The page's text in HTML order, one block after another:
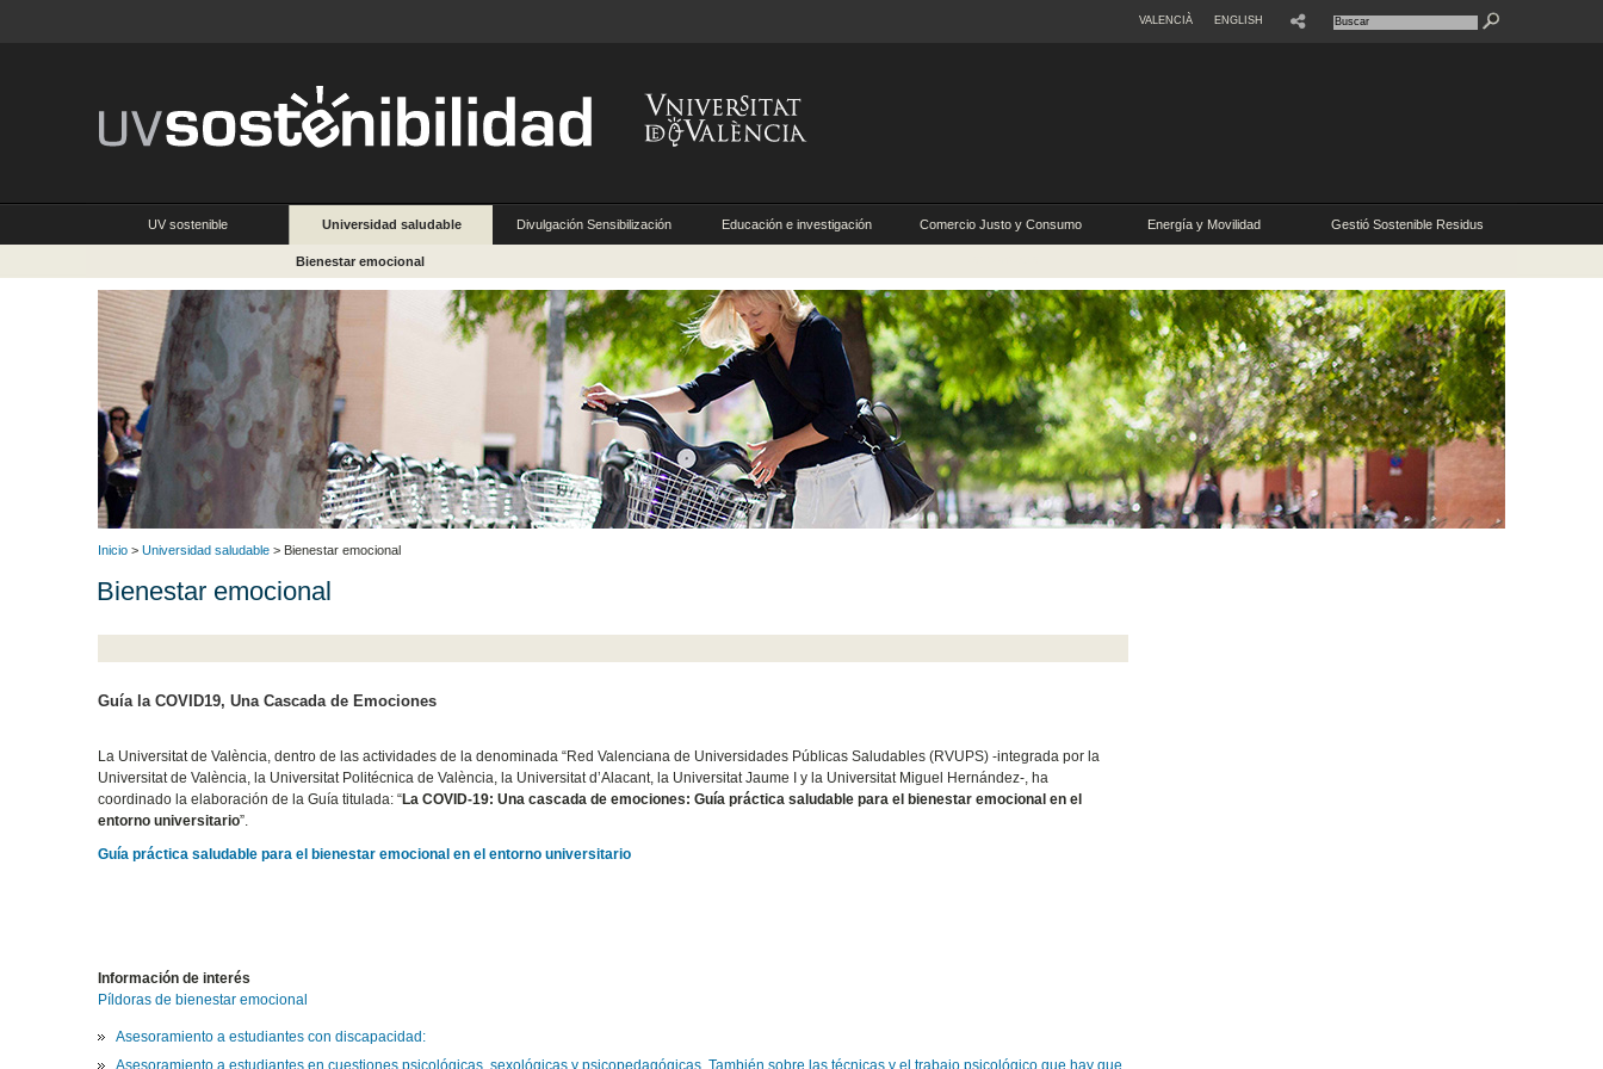
VALENCIÀ ENGLISH
UV sostenible Universidad saludable Divulgación Sensibilización Educación e investigación Comercio Justo y Consumo Energía y Movilidad Gestió Sostenible Residus
Bienestar emocional
Inicio > Universidad saludable > Bienestar emocional
Bienestar emocional
Guía la COVID19, Una Cascada de Emociones
La Universitat de València, dentro de las actividades de la denominada “Red Valenciana de Universidades Públicas Saludables (RVUPS) -integrada por la
Universitat de València, la Universitat Politécnica de València, la Universitat d’Alacant, la Universitat Jaume I y la Universitat Miguel Hernández-, ha
coordinado la elaboración de la Guía titulada: “La COVID-19: Una cascada de emociones: Guía práctica saludable para el bienestar emocional en el
entorno universitario”.
Guía práctica saludable para el bienestar emocional en el entorno universitario
Información de interés
Píldoras de bienestar emocional
Asesoramiento a estudiantes con discapacidad:
Asesoramiento a estudiantes en cuestiones psicológicas, sexológicas y psicopedagógicas. También sobre las técnicas y el trabajo psicológico que hay que